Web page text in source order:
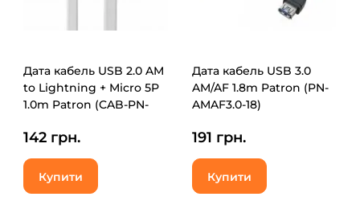
Дата кабель USB 2.0 AM
to Lightning + Micro 5P
1.0m Patron (CAB-PN-
142 грн.
Купити
Дата кабель USB 3.0
AM/AF 1.8m Patron (PN-
AMAF3.0-18)
191 грн.
Купити